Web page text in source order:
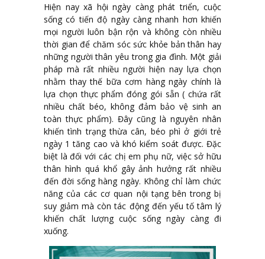
Hiện nay xã hội ngày càng phát triển, cuộc
sống có tiến độ ngày càng nhanh hơn khiến
mọi người luôn bận rộn và không còn nhiều
thời gian để chăm sóc sức khỏe bản thân hay
những người thân yêu trong gia đình. Một giải
pháp mà rất nhiều người hiện nay lựa chọn
nhằm thay thế bữa cơm hàng ngày chính là
lựa chọn thực phẩm đóng gói sẵn ( chứa rất
nhiều chất béo, không đảm bảo vệ sinh an
toàn thực phẩm). Đây cũng là nguyên nhân
khiến tình trạng thừa cân, béo phì ở giới trẻ
ngày 1 tăng cao và khó kiểm soát được. Đặc
biệt là đối với các chị em phụ nữ, việc sở hữu
thân hình quá khổ gây ảnh hưởng rất nhiều
đến đời sống hàng ngày. Không chỉ làm chức
năng của các cơ quan nội tạng bên trong bị
suy giảm mà còn tác động đến yếu tố tâm lý
khiến chất lượng cuộc sống ngày càng đi
xuống.